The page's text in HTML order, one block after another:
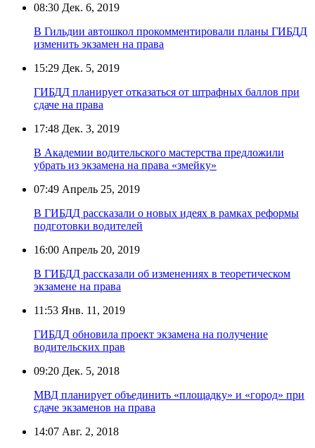
08:30 Дек. 6, 2019
В Гильдии автошкол прокомментировали планы ГИБДД
изменить экзамен на права
15:29 Дек. 5, 2019
ГИБДД планирует отказаться от штрафных баллов при
сдаче на права
17:48 Дек. 3, 2019
В Академии водительского мастерства предложили
убрать из экзамена на права «змейку»
07:49 Апрель 25, 2019
В ГИБДД рассказали о новых идеях в рамках реформы
подготовки водителей
16:00 Апрель 20, 2019
В ГИБДД рассказали об изменениях в теоретическом
экзамене на права
11:53 Янв. 11, 2019
ГИБДД обновила проект экзамена на получение
водительских прав
09:20 Дек. 5, 2018
МВД планирует объединить «площадку» и «город» при
сдаче экзаменов на права
14:07 Авг. 2, 2018